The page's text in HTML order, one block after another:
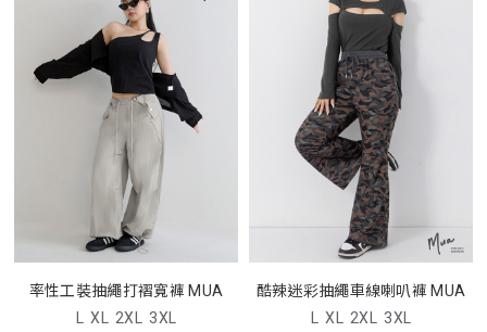
率性工裝抽繩打褶寬褲 MUA
L XL 2XL 3XL
酷辣迷彩抽繩車線喇叭褲 MUA
L XL 2XL 3XL